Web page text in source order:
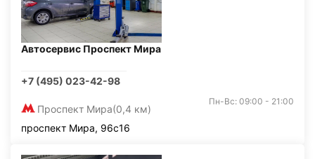
Автосервис Проспект Мира
+7 (495) 023-42-98
Проспект Мира(0,4 км)
Пн-Вс: 09:00 - 21:00
проспект Мира, 96с16